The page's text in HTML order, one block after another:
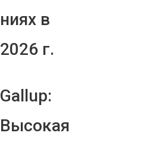
ниях в
2026 г.
Gallup:
Высокая